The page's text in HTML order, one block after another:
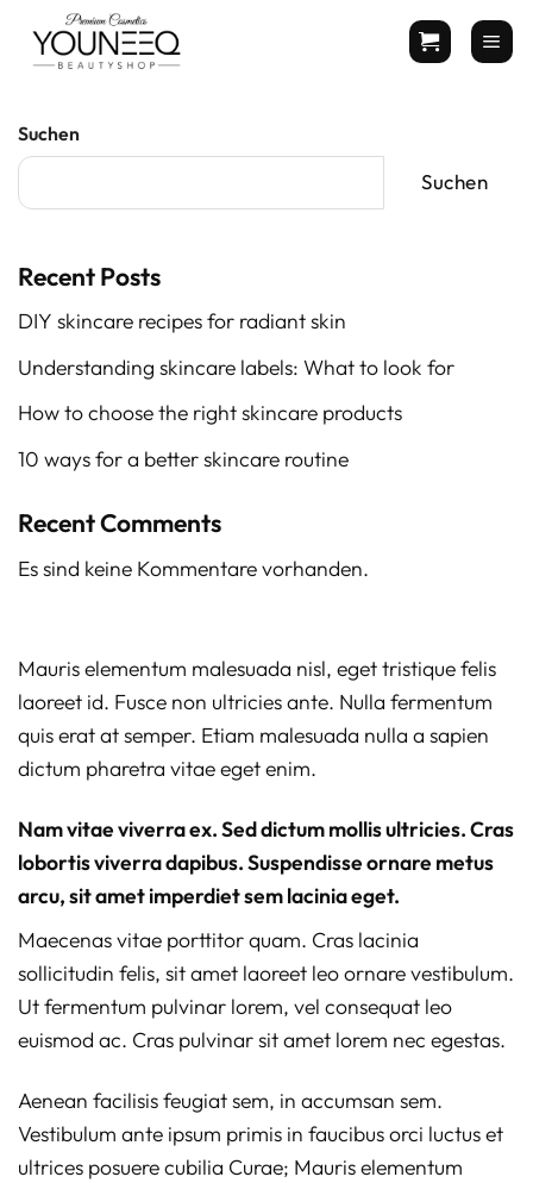
Inhalt
Mauris elementum malesuada nisl, eget tristique felis
laoreet id. Fusce non ultricies ante. Nulla fermentum
quis erat at semper. Etiam malesuada nulla a sapien
dictum pharetra vitae eget enim.
Nam vitae viverra ex. Sed dictum mollis ultricies. Cras
lobortis viverra dapibus. Suspendisse ornare metus
arcu, sit amet imperdiet sem lacinia eget.
Maecenas vitae porttitor quam. Cras lacinia
sollicitudin felis, sit amet laoreet leo ornare vestibulum.
Ut fermentum pulvinar lorem, vel consequat leo
euismod ac. Cras pulvinar sit amet lorem nec egestas.
Aenean facilisis feugiat sem, in accumsan sem.
Vestibulum ante ipsum primis in faucibus orci luctus et
ultrices posuere cubilia Curae; Mauris elementum
Suchen
Suchen
Recent Posts
DIY skincare recipes for radiant skin
Understanding skincare labels: What to look for
How to choose the right skincare products
10 ways for a better skincare routine
Recent Comments
Es sind keine Kommentare vorhanden.